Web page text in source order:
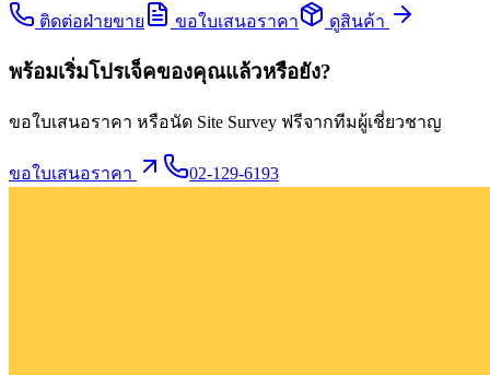
ติดต่อฝ่ายขาย ขอใบเสนอราคา ดูสินค้า
พร้อมเริ่มโปรเจ็คของคุณแล้วหรือยัง?
ขอใบเสนอราคา หรือนัด Site Survey ฟรีจากทีมผู้เชี่ยวชาญ
ขอใบเสนอราคา 02-129-6193